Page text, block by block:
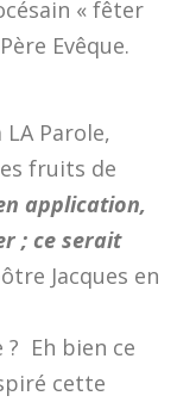
« fêter
Evêque.
Parole,
fruits de
application,
; ce serait
Jacques en
? Eh bien ce
cette